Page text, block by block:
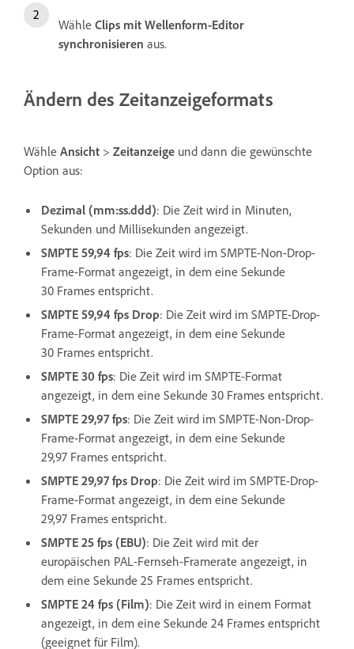
Wähle Clips mit Wellenform-Editor
synchronisieren aus.
Ändern des Zeitanzeigeformats
Wähle Ansicht > Zeitanzeige und dann die gewünschte
Option aus:
Dezimal (mm:ss.ddd): Die Zeit wird in Minuten,
Sekunden und Millisekunden angezeigt.
SMPTE 59,94 fps: Die Zeit wird im SMPTE-Non-Drop-
Frame-Format angezeigt, in dem eine Sekunde
30 Frames entspricht.
SMPTE 59,94 fps Drop: Die Zeit wird im SMPTE-Drop-
Frame-Format angezeigt, in dem eine Sekunde
30 Frames entspricht.
SMPTE 30 fps: Die Zeit wird im SMPTE-Format
angezeigt, in dem eine Sekunde 30 Frames entspricht.
SMPTE 29,97 fps: Die Zeit wird im SMPTE-Non-Drop-
Frame-Format angezeigt, in dem eine Sekunde
29,97 Frames entspricht.
SMPTE 29,97 fps Drop: Die Zeit wird im SMPTE-Drop-
Frame-Format angezeigt, in dem eine Sekunde
29,97 Frames entspricht.
SMPTE 25 fps (EBU): Die Zeit wird mit der
europäischen PAL-Fernseh-Framerate angezeigt, in
dem eine Sekunde 25 Frames entspricht.
SMPTE 24 fps (Film): Die Zeit wird in einem Format
angezeigt, in dem eine Sekunde 24 Frames entspricht
(geeignet für Film).